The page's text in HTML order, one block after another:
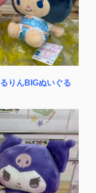
りんBIGぬいぐる